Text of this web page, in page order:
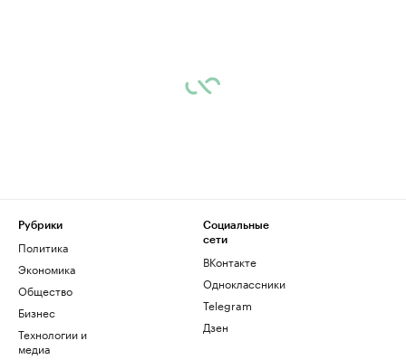
Рубрики
Политика
Экономика
Общество
Бизнес
Технологии и
медиа
Социальные
сети
ВКонтакте
Одноклассники
Telegram
Дзен